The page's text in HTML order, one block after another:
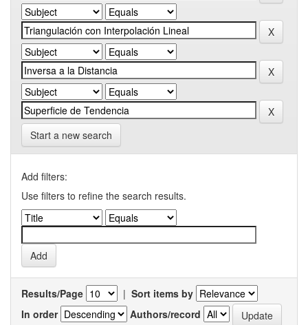
Start a new search
Add filters:
Use filters to refine the search results.
Results/Page | Sort items by
In order
Authors/record